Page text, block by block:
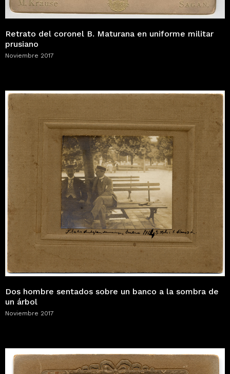
Retrato del coronel B. Maturana en uniforme militar
prusiano
Noviembre 2017
Dos hombre sentados sobre un banco a la sombra de
un árbol
Noviembre 2017